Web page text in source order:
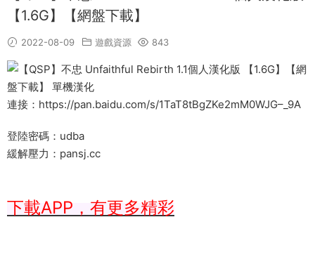
【1.6G】【網盤下載】
2022-08-09 遊戲資源 843
連接：https://pan.baidu.com/s/1TaT8tBgZKe2mM0WJG–_9A
登陸密碼：udba
緩解壓力：pansj.cc
下載APP，有更多精彩